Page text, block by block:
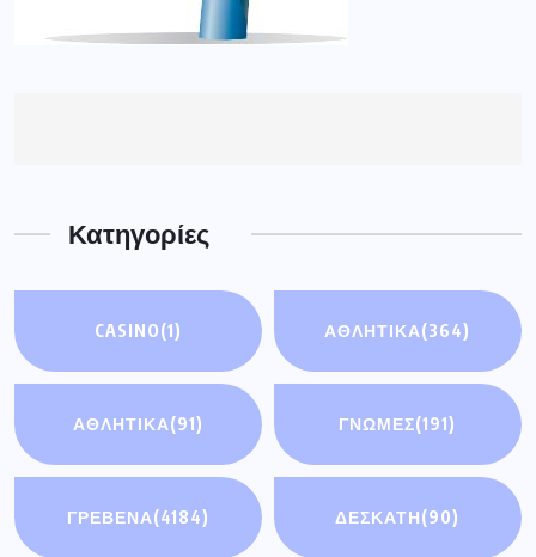
Κατηγορίες
CASINO(1) ΑΘΛΗΤΙΚΑ(364)
ΑΘΛΗΤΙΚΆ(91) ΓΝΩΜΕΣ(191)
ΓΡΕΒΕΝΑ(4184) ΔΕΣΚΑΤΗ(90)